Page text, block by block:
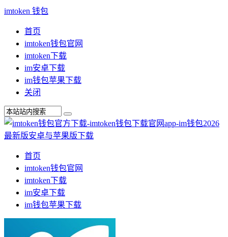
imtoken 钱包
首页
imtoken钱包官网
imtoken下载
im安卓下载
im钱包苹果下载
关闭
首页
imtoken钱包官网
imtoken下载
im安卓下载
im钱包苹果下载